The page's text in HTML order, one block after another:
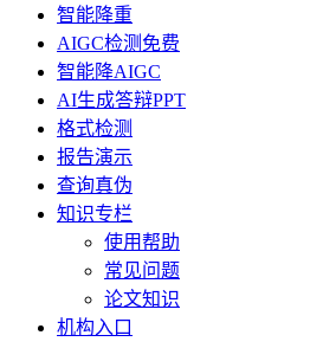
智能降重
AIGC检测 免费
智能降AIGC
AI生成答辩PPT
格式检测
报告演示
查询真伪
知识专栏
使用帮助
常见问题
论文知识
机构入口